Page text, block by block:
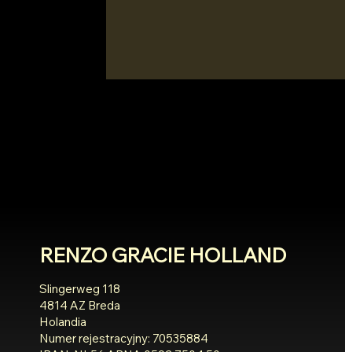
RENZO GRACIE HOLLAND
Slingerweg 118
4814 AZ Breda
Holandia
Numer rejestracyjny: 70535884